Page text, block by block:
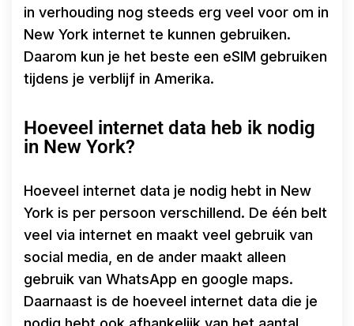
in verhouding nog steeds erg veel voor om in
New York internet te kunnen gebruiken.
Daarom kun je het beste een eSIM gebruiken
tijdens je verblijf in Amerika.
Hoeveel internet data heb ik nodig
in New York?
Hoeveel internet data je nodig hebt in New
York is per persoon verschillend. De één belt
veel via internet en maakt veel gebruik van
social media, en de ander maakt alleen
gebruik van WhatsApp en google maps.
Daarnaast is de hoeveel internet data die je